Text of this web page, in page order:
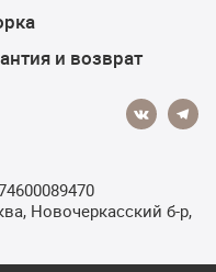
и возврат
Новочеркасский б-р,